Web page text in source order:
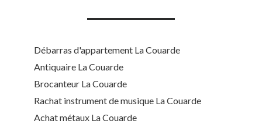
Débarras d'appartement La Couarde
Antiquaire La Couarde
Brocanteur La Couarde
Rachat instrument de musique La Couarde
Achat métaux La Couarde